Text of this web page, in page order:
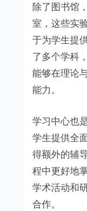
除了图书馆
室，这些实
于为学生提
了多个学科
能够在理论
能力。
学习中心也
学生提供全
得额外的辅
程中更好地
学术活动和
合作。